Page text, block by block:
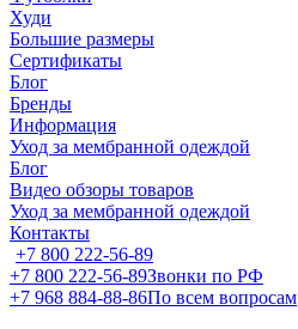
Худи
Большие размеры
Сертификаты
Блог
Бренды
Информация
Уход за мембранной одеждой
Блог
Видео обзоры товаров
Уход за мембранной одеждой
Контакты
+7 800 222-56-89
+7 800 222-56-89Звонки по РФ
+7 968 884-88-86По всем вопросам